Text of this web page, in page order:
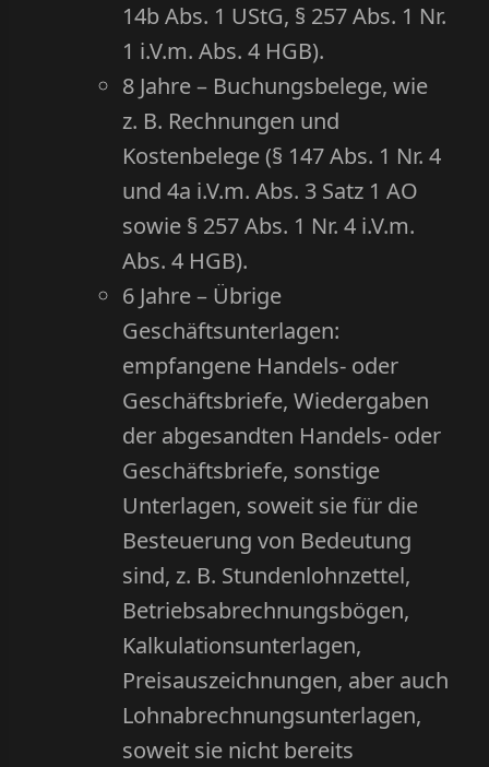
14b Abs. 1 UStG, § 257 Abs. 1 Nr.
1 i.V.m. Abs. 4 HGB).
8 Jahre – Buchungsbelege, wie
z. B. Rechnungen und
Kostenbelege (§ 147 Abs. 1 Nr. 4
und 4a i.V.m. Abs. 3 Satz 1 AO
sowie § 257 Abs. 1 Nr. 4 i.V.m.
Abs. 4 HGB).
6 Jahre – Übrige
Geschäftsunterlagen:
empfangene Handels- oder
Geschäftsbriefe, Wiedergaben
der abgesandten Handels- oder
Geschäftsbriefe, sonstige
Unterlagen, soweit sie für die
Besteuerung von Bedeutung
sind, z. B. Stundenlohnzettel,
Betriebsabrechnungsbögen,
Kalkulationsunterlagen,
Preisauszeichnungen, aber auch
Lohnabrechnungsunterlagen,
soweit sie nicht bereits